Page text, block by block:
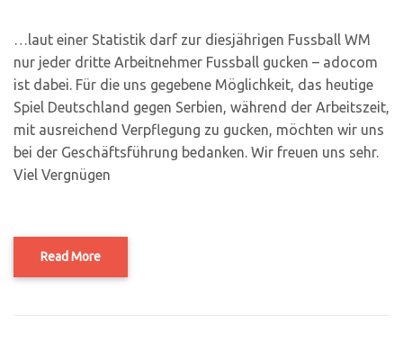
…laut einer Statistik darf zur diesjährigen Fussball WM
nur jeder dritte Arbeitnehmer Fussball gucken – adocom
ist dabei. Für die uns gegebene Möglichkeit, das heutige
Spiel Deutschland gegen Serbien, während der Arbeitszeit,
mit ausreichend Verpflegung zu gucken, möchten wir uns
bei der Geschäftsführung bedanken. Wir freuen uns sehr.
Viel Vergnügen
Read More